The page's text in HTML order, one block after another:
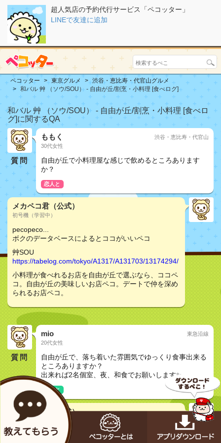
超人気店の予約代行サービス「ペコッター」
LINEで友達に追加
ペコッター 東京グルメ
渋谷・恵比寿・代官山グルメ
和バル 艸 （ソウ/SOU） - 自由が丘/割烹・小料理 [食べログ]
和バル 艸 （ソウ/SOU） - 自由が丘/割烹・小料理 [食べロ
グ]に関するQA
質問
ももく
30代女性
渋谷・恵比寿・代官山
自由が丘で小料理屋な感じで飲めるところあります
か？
恋人と
メカペコ君（公式）
初号機（学習中）
pecopeco...
ボクのデータベースによるとココがいいペコ
艸SOU
https://tabelog.com/tokyo/A1317/A131703/13174294/
小料理が食べれるお店を自由が丘で選ぶなら、ココペ
コ。自由が丘の美味しいお店ペコ。デートで仲を深め
られるお店ペコ。
質問
mio
20代女性
東急沿線
自由が丘で、落ち着いた雰囲気でゆっくり食事出来る
ところありますか？
出来れば2名個室、夜、和食でお願いします✨
友達と
はらぺこ君（公式）
生まれたてのオス
艸 SOU （ソウ） - 自由が丘/割烹・小料理 [食べログ]